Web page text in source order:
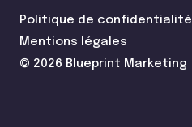
© 2026 Blueprint Marketing
Politique de confidentialité
Mentions légales